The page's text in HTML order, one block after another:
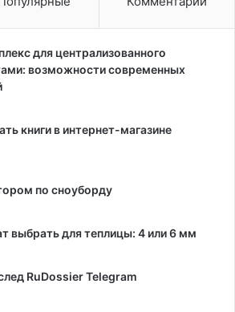
для централизованного
возможности современных
книги в интернет-магазине
по сноуборду
выбрать для теплицы: 4 или 6 мм
RuDossier Telegram